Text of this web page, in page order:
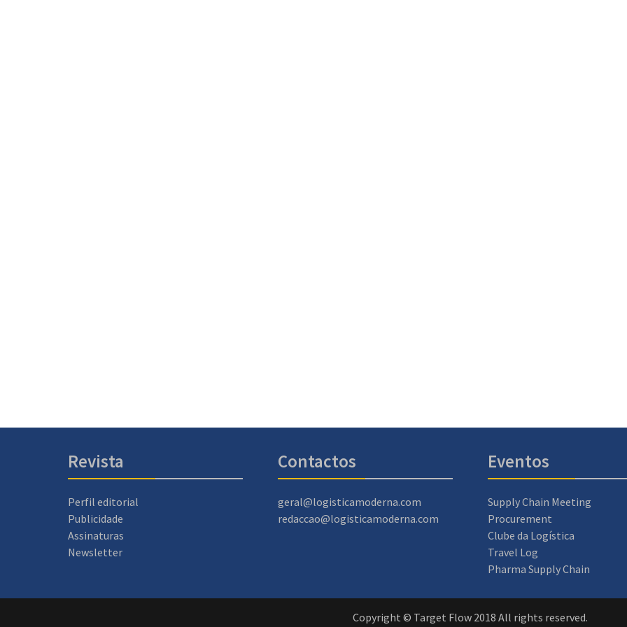
Revista
Perfil editorial
Publicidade
Assinaturas
Newsletter
Contactos
geral@logisticamoderna.com
redaccao@logisticamoderna.com
Eventos
Supply Chain Meeting
Procurement
Clube da Logística
Travel Log
Pharma Supply Chain
Copyright © Target Flow 2018 All rights reserved.